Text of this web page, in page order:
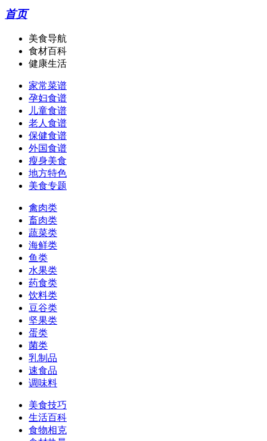
首页
美食导航
食材百科
健康生活
家常菜谱
孕妇食谱
儿童食谱
老人食谱
保健食谱
外国食谱
瘦身美食
地方特色
美食专题
禽肉类
畜肉类
蔬菜类
海鲜类
鱼类
水果类
药食类
饮料类
豆谷类
坚果类
蛋类
菌类
乳制品
速食品
调味料
美食技巧
生活百科
食物相克